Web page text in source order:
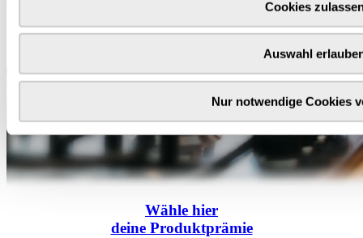
Cookies
Auswahl
Nur notwendige Cookies
Wähle hier
deine Produktprämie